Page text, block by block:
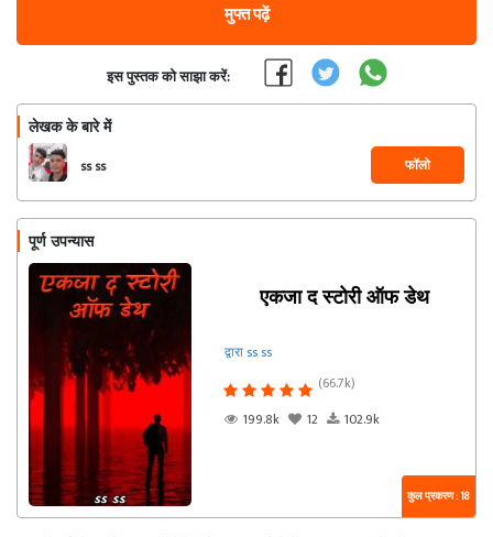
मुफ्त पढ़ें
इस पुस्तक को साझा करें:
लेखक के बारे में
ss ss फॉलो
पूर्ण उपन्यास
एकजा द स्टोरी ऑफ डेथ
द्वारा ss ss
(66.7k)
199.8k
12 102.9k
कुल प्रकरण : 18